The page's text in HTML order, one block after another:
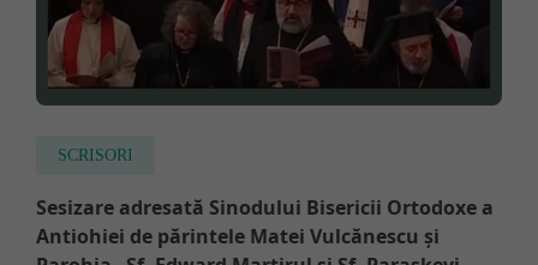
SCRISORI
Sesizare adresată Sinodului Bisericii Ortodoxe a
Antiohiei de părintele Matei Vulcănescu și